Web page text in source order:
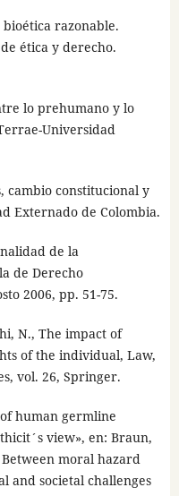
bioética razonable.
ética y derecho.
lo prehumano y lo
Universidad
cambio constitucional y
Externado de Colombia.
de la
de Derecho
2006, pp. 51-75.
N., The impact of
of the individual, Law,
vol. 26, Springer.
human germline
view», en: Braun,
Between moral hazard
and societal challenges